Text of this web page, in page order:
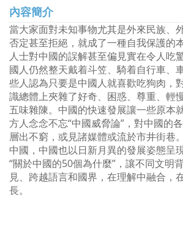
內容簡介
當大家面對未知事物尤其是外來民族、
否定甚至拒絕，就成了一種自我保護的
人士對中國的誤解甚至偏見實在令人吃
國人仍然整天戴着斗笠、騎着自行車、
些人認為只要是中國人就喜歡吃狗肉，
識總體上夾雜了好奇、困惑、尊重、輕
五味雜陳。中國的快速發展讓一些原本
方人念念不忘“中國威脅論”，對中國的
層出不窮，或見諸媒體或流於市井街巷
中國，中國也以日新月異的發展姿態呈
“關於中國的50個為什麼”，讓不同文明
見、跨越語言和國界，在理解中融合，
長。